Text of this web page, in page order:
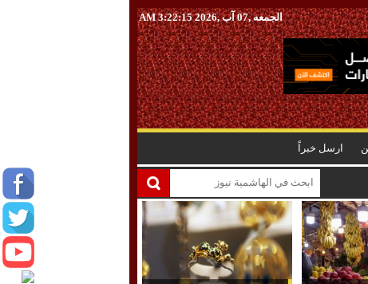
الجمعه ,07 آب ,2026 3:22:16 AM
ارسل خبراً